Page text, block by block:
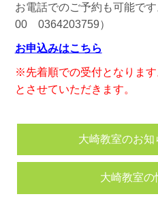
お電話でのご予約も可能で
00 0364203759）
お申込みはこちら
※先着順での受付となりま
とさせていただきます。
大崎教室のお知
大崎教室の